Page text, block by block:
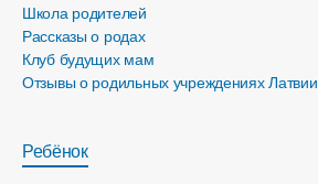
Школа родителей
Рассказы о родах
Клуб будущих мам
Отзывы о родильных учреждениях Латвии
Ребёнок